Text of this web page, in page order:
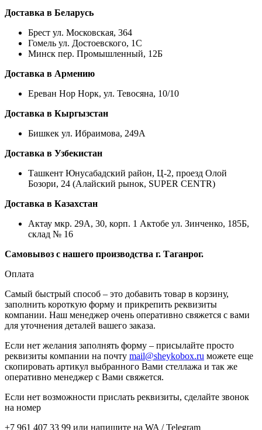
Доставка в Беларусь
Брест ул. Московская, 364
Гомель ул. Достоевского, 1С
Минск пер. Промышленный, 12Б
Доставка в Армению
Ереван Нор Норк, ул. Тевосяна, 10/10
Доставка в Кыргызстан
Бишкек ул. Ибраимова, 249А
Доставка в Узбекистан
Ташкент Юнусабадский район, Ц-2, проезд Олой
Бозори, 24 (Алайский рынок, SUPER CENTR)
Доставка в Казахстан
Актау мкр. 29А, 30, корп. 1 Актобе ул. Зинченко, 185Б,
склад № 16
Самовывоз с нашего производства г. Таганрог.
Оплата
Самый быстрый способ – это добавить товар в корзину,
заполнить короткую форму и прикрепить реквизиты
компании. Наш менеджер очень оперативно свяжется с вами
для уточнения деталей вашего заказа.
Если нет желания заполнять форму – присылайте просто
реквизиты компании на почту mail@sheykobox.ru можете еще
скопировать артикул выбранного Вами стеллажа и так же
оперативно менеджер с Вами свяжется.
Если нет возможности прислать реквизиты, сделайте звонок
на номер
+7 961 407 33 99 или напишите на WA / Telegram